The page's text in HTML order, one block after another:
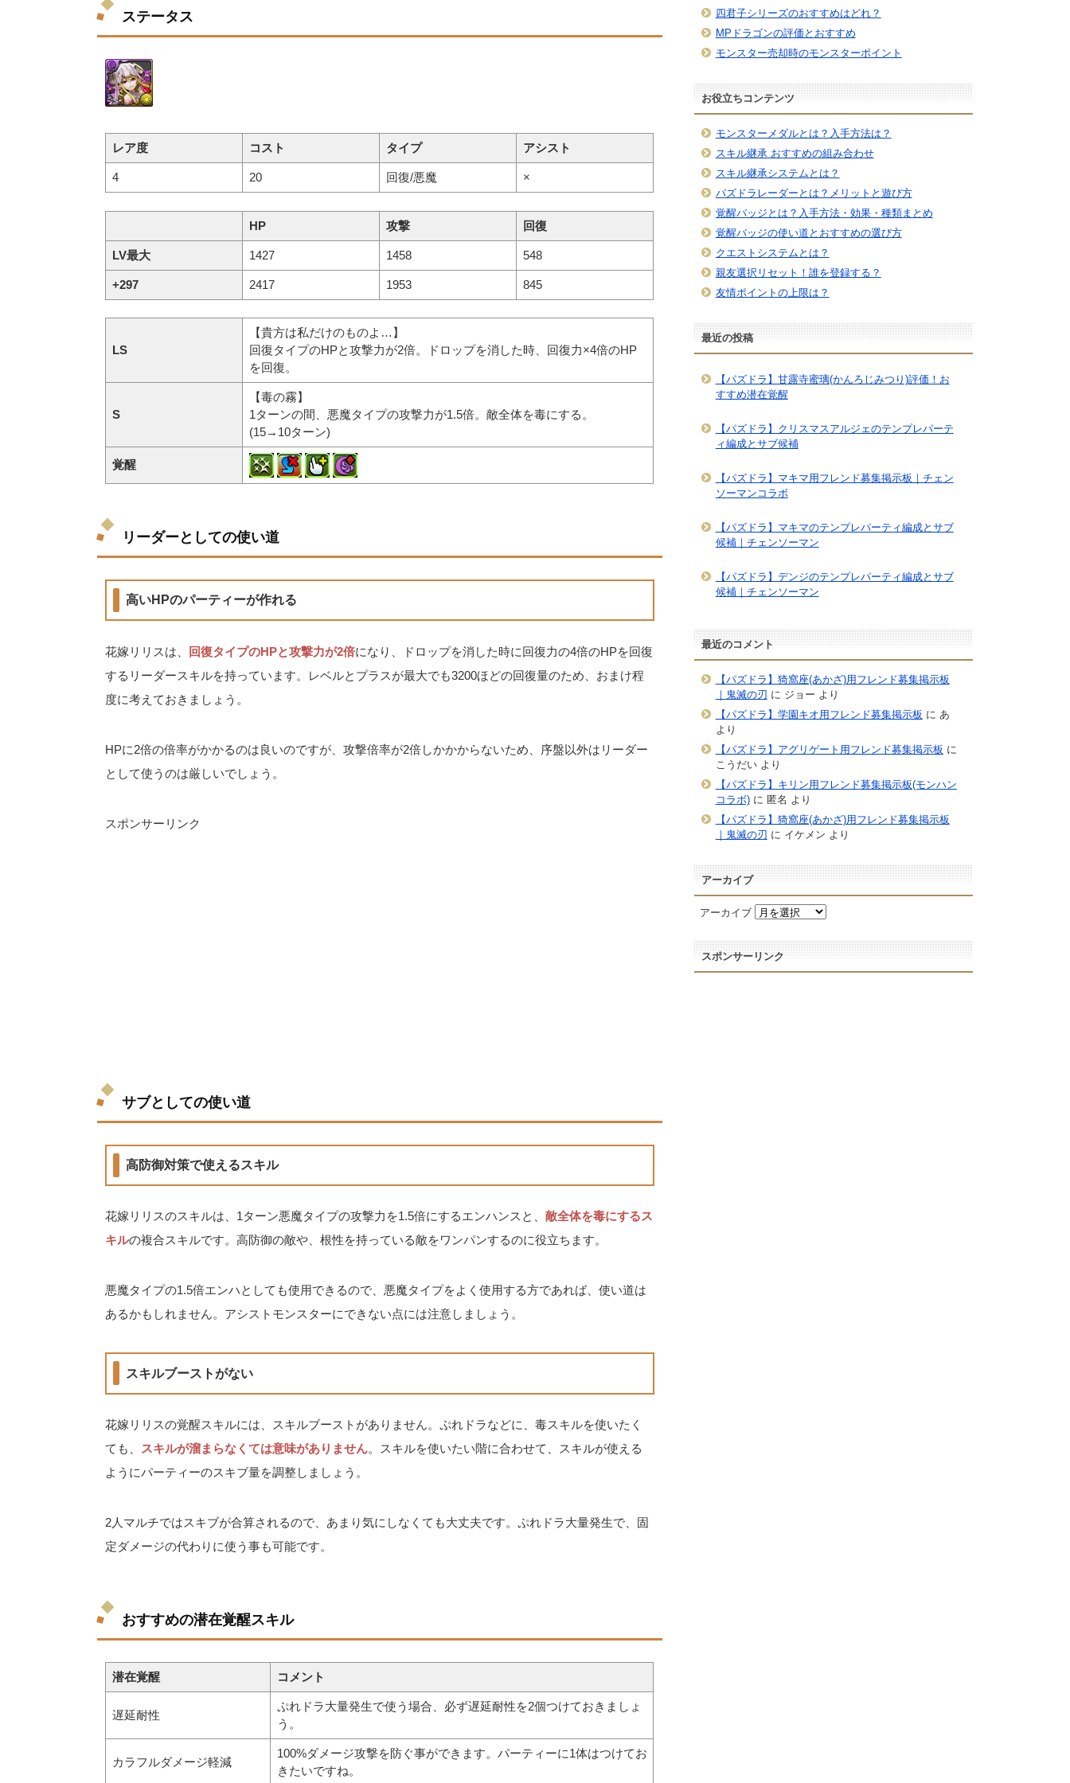
ステータス
レア度 コスト タイプ アシスト
4 20 回復/悪魔 ×
HP 攻撃 回復
LV最大 1427 1458 548
+297 2417 1953 845
LS
【貴方は私だけのものよ…】
回復タイプのHPと攻撃力が2倍。ドロップを消した時、回復力×4倍のHP
を回復。
S
【毒の霧】
1ターンの間、悪魔タイプの攻撃力が1.5倍。敵全体を毒にする。
(15→10ターン)
覚醒
リーダーとしての使い道
高いHPのパーティーが作れる
花嫁リリスは、 回復タイプのHPと攻撃力が2倍になり、ドロップを消した時に回復力の4倍のHPを回復
するリーダースキルを持っています。レベルとプラスが最大でも3200ほどの回復量のため、おまけ程
度に考えておきましょう。
HPに2倍の倍率がかかるのは良いのですが、攻撃倍率が2倍しかかからないため、序盤以外はリーダー
として使うのは厳しいでしょう。
スポンサーリンク
サブとしての使い道
高防御対策で使えるスキル
花嫁リリスのスキルは、1ターン悪魔タイプの攻撃力を1.5倍にするエンハンスと、 敵全体を毒にするス
キルの複合スキルです。高防御の敵や、根性を持っている敵をワンパンするのに役立ちます。
悪魔タイプの1.5倍エンハとしても使用できるので、悪魔タイプをよく使用する方であれば、使い道は
あるかもしれません。アシストモンスターにできない点には注意しましょう。
スキルブーストがない
花嫁リリスの覚醒スキルには、スキルブーストがありません。ぷれドラなどに、毒スキルを使いたく
ても、
スキルが溜まらなくては意味がありません。スキルを使いたい階に合わせて、スキルが使える
ようにパーティーのスキブ量を調整しましょう。
2人マルチではスキブが合算されるので、あまり気にしなくても大丈夫です。ぷれドラ大量発生で、固
定ダメージの代わりに使う事も可能です。
おすすめの潜在覚醒スキル
潜在覚醒 コメント
遅延耐性
ぷれドラ大量発生で使う場合、必ず遅延耐性を2個つけておきましょ
う。
カラフルダメージ軽減
100%ダメージ攻撃を防ぐ事ができます。パーティーに1体はつけてお
きたいですね。
四君子シリーズのおすすめはどれ？
MPドラゴンの評価とおすすめ
モンスター売却時のモンスターポイント
お役立ちコンテンツ
モンスターメダルとは？入手方法は？
スキル継承 おすすめの組み合わせ
スキル継承システムとは？
パズドラレーダーとは？メリットと遊び方
覚醒バッジとは？入手方法・効果・種類まとめ
覚醒バッジの使い道とおすすめの選び方
クエストシステムとは？
親友選択リセット！誰を登録する？
友情ポイントの上限は？
最近の投稿
【パズドラ】甘露寺蜜璃(かんろじみつり)評価！お
すすめ潜在覚醒
【パズドラ】クリスマスアルジェのテンプレパーテ
ィ編成とサブ候補
【パズドラ】マキマ用フレンド募集掲示板｜チェン
ソーマンコラボ
【パズドラ】マキマのテンプレパーティ編成とサブ
候補｜チェンソーマン
【パズドラ】デンジのテンプレパーティ編成とサブ
候補｜チェンソーマン
最近のコメント
【パズドラ】猗窩座(あかざ)用フレンド募集掲示板
｜鬼滅の刃 に ジョー より
【パズドラ】学園キオ用フレンド募集掲示板 に あ
より
【パズドラ】アグリゲート用フレンド募集掲示板 に
こうだいより
【パズドラ】キリン用フレンド募集掲示板(モンハン
コラボ)に 匿名 より
【パズドラ】猗窩座(あかざ)用フレンド募集掲示板
｜鬼滅の刃 に イケメン より
アーカイブ
アーカイブ
スポンサーリンク